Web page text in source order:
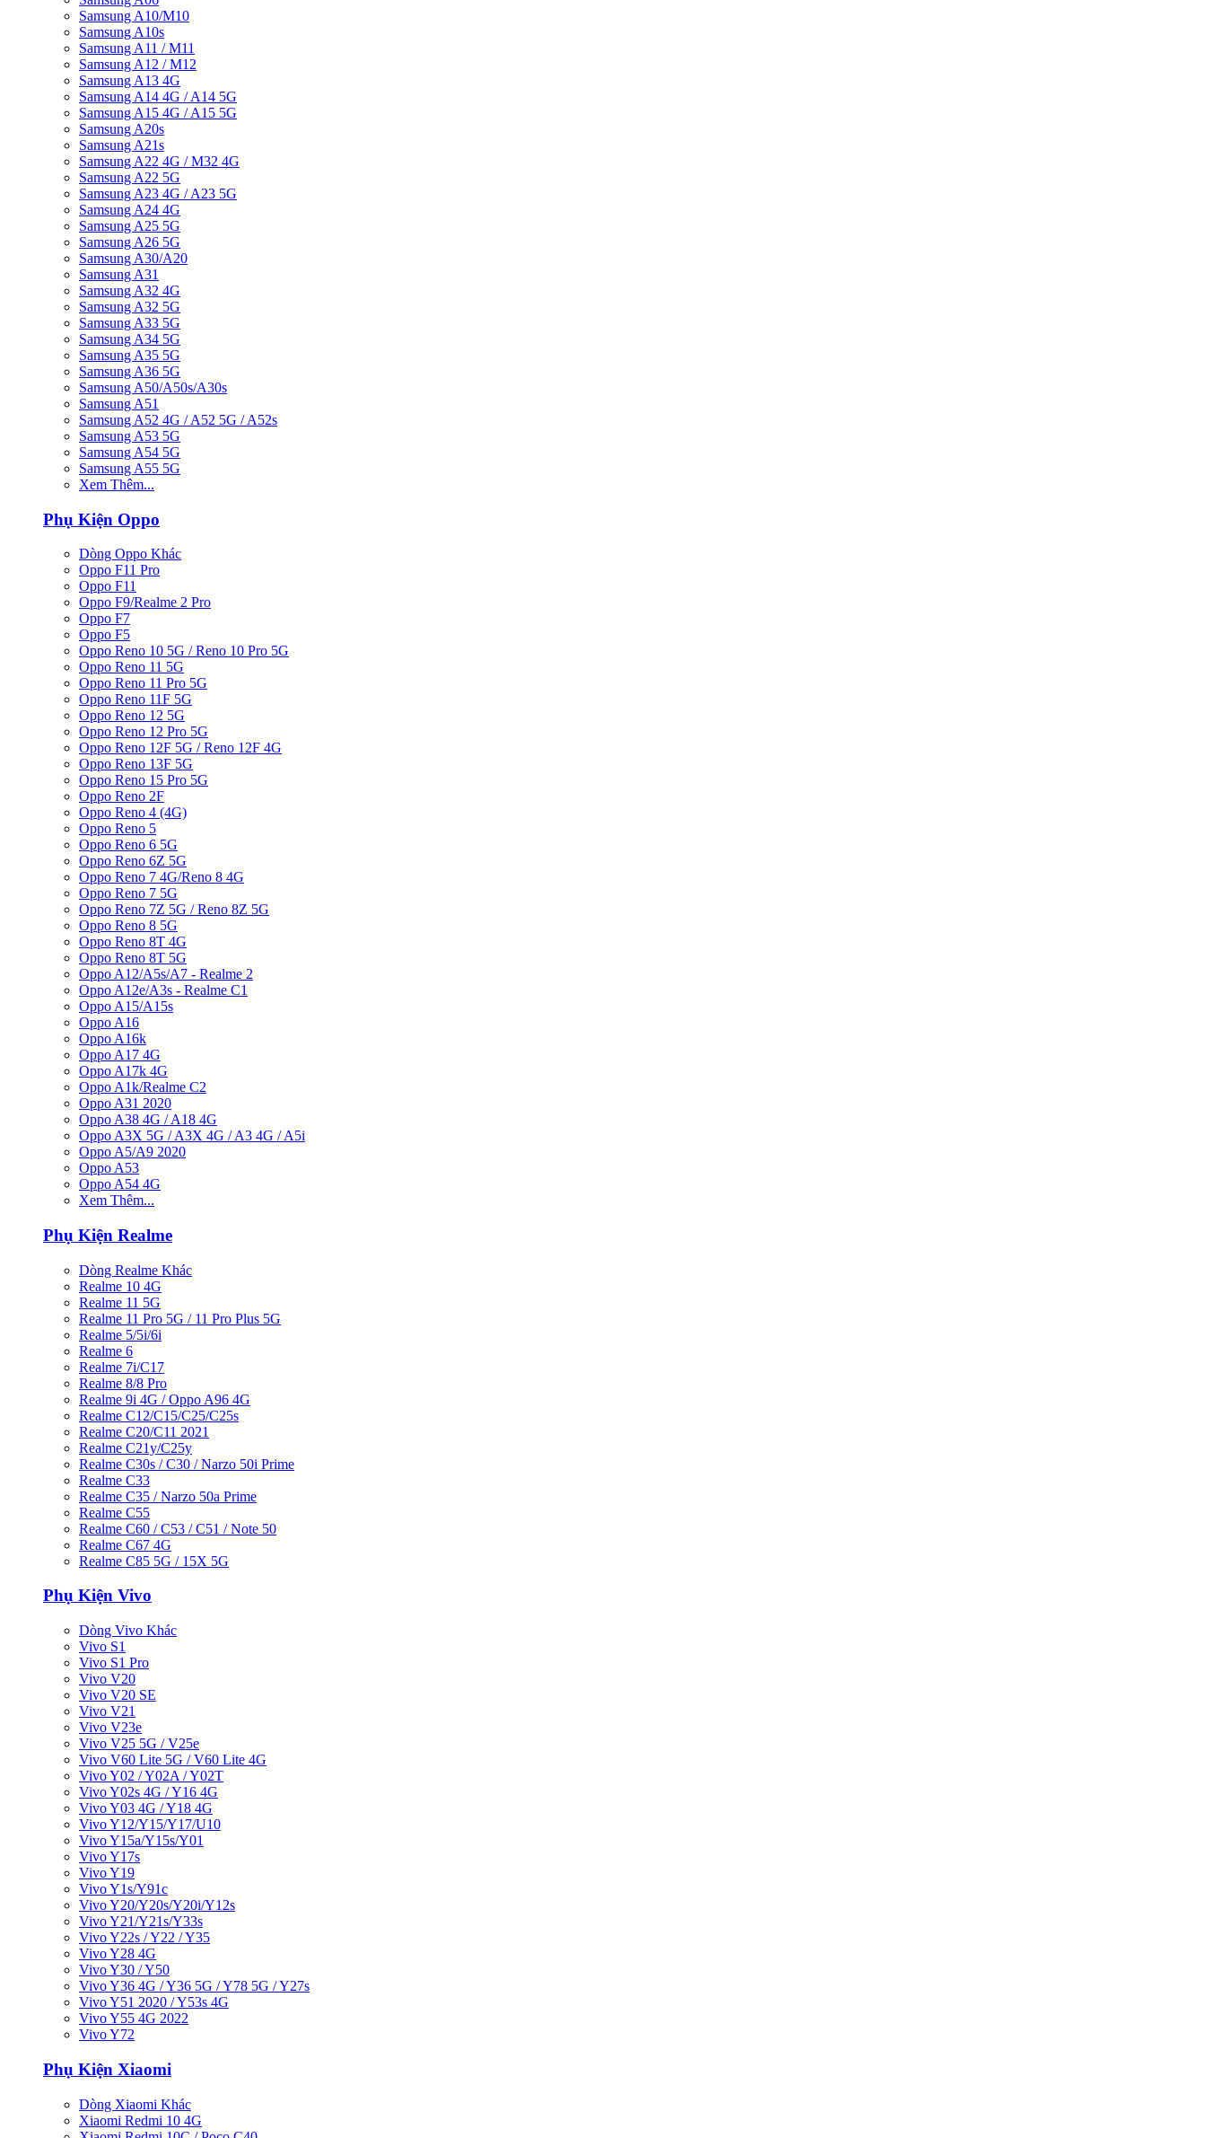
Samsung A10/M10
Samsung A10s
Samsung A11 / M11
Samsung A12 / M12
Samsung A13 4G
Samsung A14 4G / A14 5G
Samsung A15 4G / A15 5G
Samsung A20s
Samsung A21s
Samsung A22 4G / M32 4G
Samsung A22 5G
Samsung A23 4G / A23 5G
Samsung A24 4G
Samsung A25 5G
Samsung A26 5G
Samsung A30/A20
Samsung A31
Samsung A32 4G
Samsung A32 5G
Samsung A33 5G
Samsung A34 5G
Samsung A35 5G
Samsung A36 5G
Samsung A50/A50s/A30s
Samsung A51
Samsung A52 4G / A52 5G / A52s
Samsung A53 5G
Samsung A54 5G
Samsung A55 5G
Xem Thêm...
Phụ Kiện Oppo
Dòng Oppo Khác
Oppo F11 Pro
Oppo F11
Oppo F9/Realme 2 Pro
Oppo F7
Oppo F5
Oppo Reno 10 5G / Reno 10 Pro 5G
Oppo Reno 11 5G
Oppo Reno 11 Pro 5G
Oppo Reno 11F 5G
Oppo Reno 12 5G
Oppo Reno 12 Pro 5G
Oppo Reno 12F 5G / Reno 12F 4G
Oppo Reno 13F 5G
Oppo Reno 15 Pro 5G
Oppo Reno 2F
Oppo Reno 4 (4G)
Oppo Reno 5
Oppo Reno 6 5G
Oppo Reno 6Z 5G
Oppo Reno 7 4G/Reno 8 4G
Oppo Reno 7 5G
Oppo Reno 7Z 5G / Reno 8Z 5G
Oppo Reno 8 5G
Oppo Reno 8T 4G
Oppo Reno 8T 5G
Oppo A12/A5s/A7 - Realme 2
Oppo A12e/A3s - Realme C1
Oppo A15/A15s
Oppo A16
Oppo A16k
Oppo A17 4G
Oppo A17k 4G
Oppo A1k/Realme C2
Oppo A31 2020
Oppo A38 4G / A18 4G
Oppo A3X 5G / A3X 4G / A3 4G / A5i
Oppo A5/A9 2020
Oppo A53
Oppo A54 4G
Xem Thêm...
Phụ Kiện Realme
Dòng Realme Khác
Realme 10 4G
Realme 11 5G
Realme 11 Pro 5G / 11 Pro Plus 5G
Realme 5/5i/6i
Realme 6
Realme 7i/C17
Realme 8/8 Pro
Realme 9i 4G / Oppo A96 4G
Realme C12/C15/C25/C25s
Realme C20/C11 2021
Realme C21y/C25y
Realme C30s / C30 / Narzo 50i Prime
Realme C33
Realme C35 / Narzo 50a Prime
Realme C55
Realme C60 / C53 / C51 / Note 50
Realme C67 4G
Realme C85 5G / 15X 5G
Phụ Kiện Vivo
Dòng Vivo Khác
Vivo S1
Vivo S1 Pro
Vivo V20
Vivo V20 SE
Vivo V21
Vivo V23e
Vivo V25 5G / V25e
Vivo V60 Lite 5G / V60 Lite 4G
Vivo Y02 / Y02A / Y02T
Vivo Y02s 4G / Y16 4G
Vivo Y03 4G / Y18 4G
Vivo Y12/Y15/Y17/U10
Vivo Y15a/Y15s/Y01
Vivo Y17s
Vivo Y19
Vivo Y1s/Y91c
Vivo Y20/Y20s/Y20i/Y12s
Vivo Y21/Y21s/Y33s
Vivo Y22s / Y22 / Y35
Vivo Y28 4G
Vivo Y30 / Y50
Vivo Y36 4G / Y36 5G / Y78 5G / Y27s
Vivo Y51 2020 / Y53s 4G
Vivo Y55 4G 2022
Vivo Y72
Phụ Kiện Xiaomi
Dòng Xiaomi Khác
Xiaomi Redmi 10 4G